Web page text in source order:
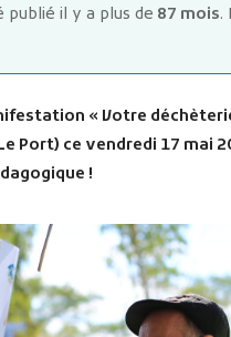
publié il y a plus de 87 mois.
« Votre
Port) ce vendredi 17 mai
!